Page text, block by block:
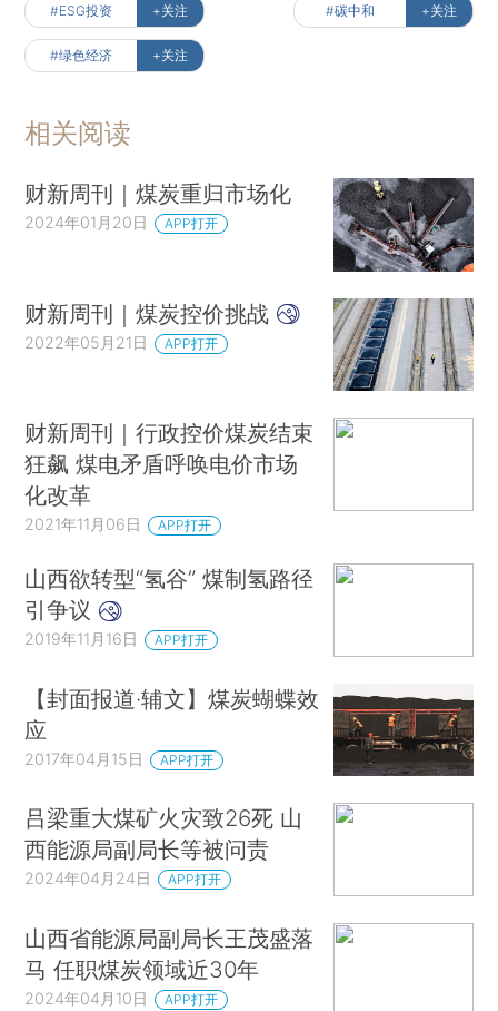
#ESG投资 +关注 #碳中和 +关注
#绿色经济 +关注
相关阅读
财新周刊｜煤炭重归市场化
2024年01月20日 APP打开
财新周刊｜煤炭控价挑战
2022年05月21日 APP打开
财新周刊｜行政控价煤炭结束
狂飙 煤电矛盾呼唤电价市场
化改革
2021年11月06日 APP打开
山西欲转型“氢谷” 煤制氢路径
引争议
2019年11月16日 APP打开
【封面报道·辅文】煤炭蝴蝶效
应
2017年04月15日 APP打开
吕梁重大煤矿火灾致26死 山
西能源局副局长等被问责
2024年04月24日 APP打开
山西省能源局副局长王茂盛落
马 任职煤炭领域近30年
2024年04月10日 APP打开